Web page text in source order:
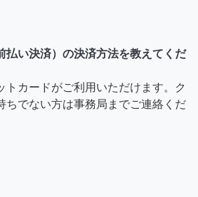
払い決済）の決済方法を教えてくだ
トカードがご利用いただけます。ク
ちでない方は事務局までご連絡くだ